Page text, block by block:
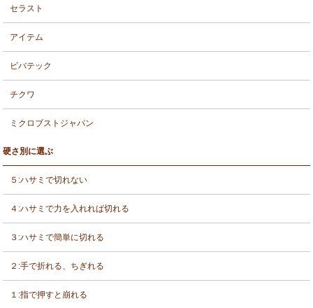
セラスト
アイテム
ビバテック
チクワ
ミクロブストジャパン
硬さ別に選ぶ
５:ハサミで切れない
４:ハサミで力を入れれば切れる
３:ハサミで簡単に切れる
２:手で折れる、ちぎれる
１:指で押すと崩れる